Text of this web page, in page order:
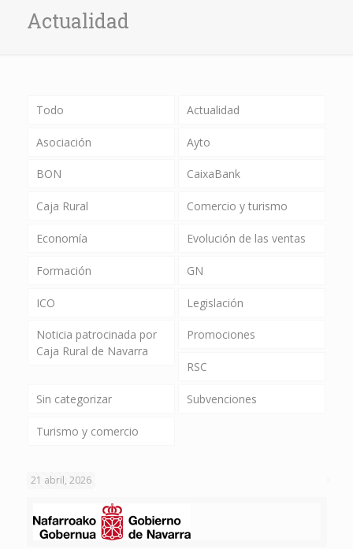
Actualidad
Todo Actualidad
Asociación Ayto
BON CaixaBank
Caja Rural Comercio y turismo
Economía Evolución de las ventas
Formación GN
ICO Legislación
Noticia patrocinada por
Caja Rural de Navarra
Promociones
RSC
Sin categorizar Subvenciones
Turismo y comercio
21 abril, 2026